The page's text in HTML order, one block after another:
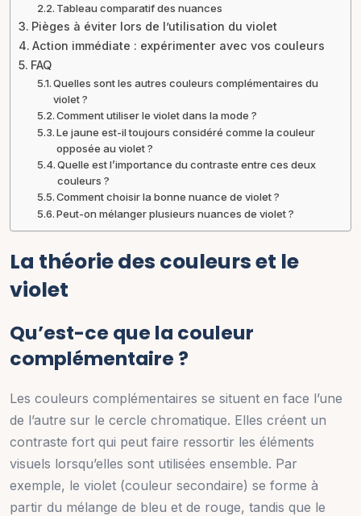
Tableau comparatif des nuances
Pièges à éviter lors de l’utilisation du violet
Action immédiate : expérimenter avec vos couleurs
FAQ
Quelles sont les autres couleurs complémentaires du
violet ?
Comment utiliser le violet dans la mode ?
Le jaune est-il toujours considéré comme la couleur
opposée au violet ?
Quelle est l’importance du contraste entre ces deux
couleurs ?
Comment choisir la bonne nuance de violet ?
Peut-on mélanger plusieurs nuances de violet ?
La théorie des couleurs et le
violet
Qu’est-ce que la couleur
complémentaire ?
Les couleurs complémentaires se situent en face l’une
de l’autre sur le cercle chromatique. Elles créent un
contraste fort qui peut faire ressortir les éléments
visuels lorsqu’elles sont utilisées ensemble. Par
exemple, le violet (couleur secondaire) se forme à
partir du mélange de bleu et de rouge, tandis que le